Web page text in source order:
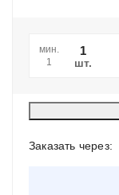
мин.
1
шт.
Заказать через: